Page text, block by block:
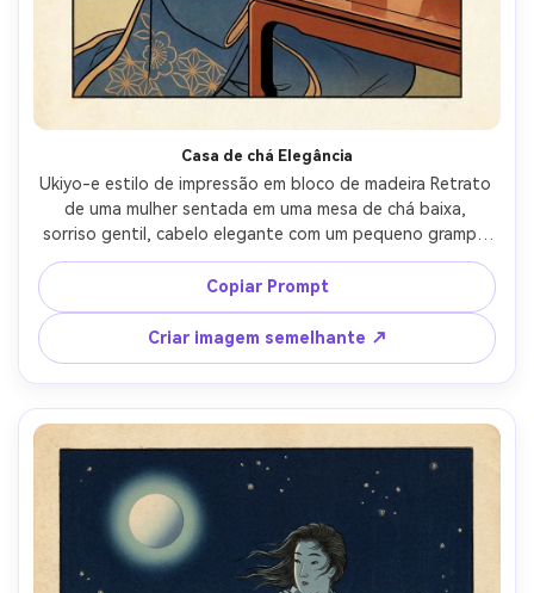
Casa de chá Elegância
Ukiyo-e estilo de impressão em bloco de madeira Retrato
de uma mulher sentada em uma mesa de chá baixa,
sorriso gentil, cabelo elegante com um pequeno grampo
de cabelo, quimono padrão em ocre e índigo, vapor de
uma xícara desenhada como linhas de curling simples,
telas de shoji interiores atrás dela, luz interior suave,
contornos nítidos, blocos de cores planas com
gradientes controlados, textura washi, composição
equilibrada com espaço negativo, humor íntimo sereno,
lente 85mm, profundidade de campo rasa-AR 4:5
Copiar Prompt
Criar imagem semelhante ↗